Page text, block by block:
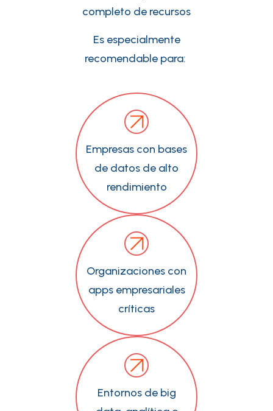
completo de recursos
Es especialmente
recomendable para:
Empresas con bases
de datos de alto
rendimiento
Organizaciones con
apps empresariales
críticas
Entornos de big